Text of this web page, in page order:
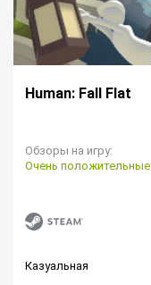
Human: Fall Flat
Обзоры на игру:
Очень положительные
Казуальная